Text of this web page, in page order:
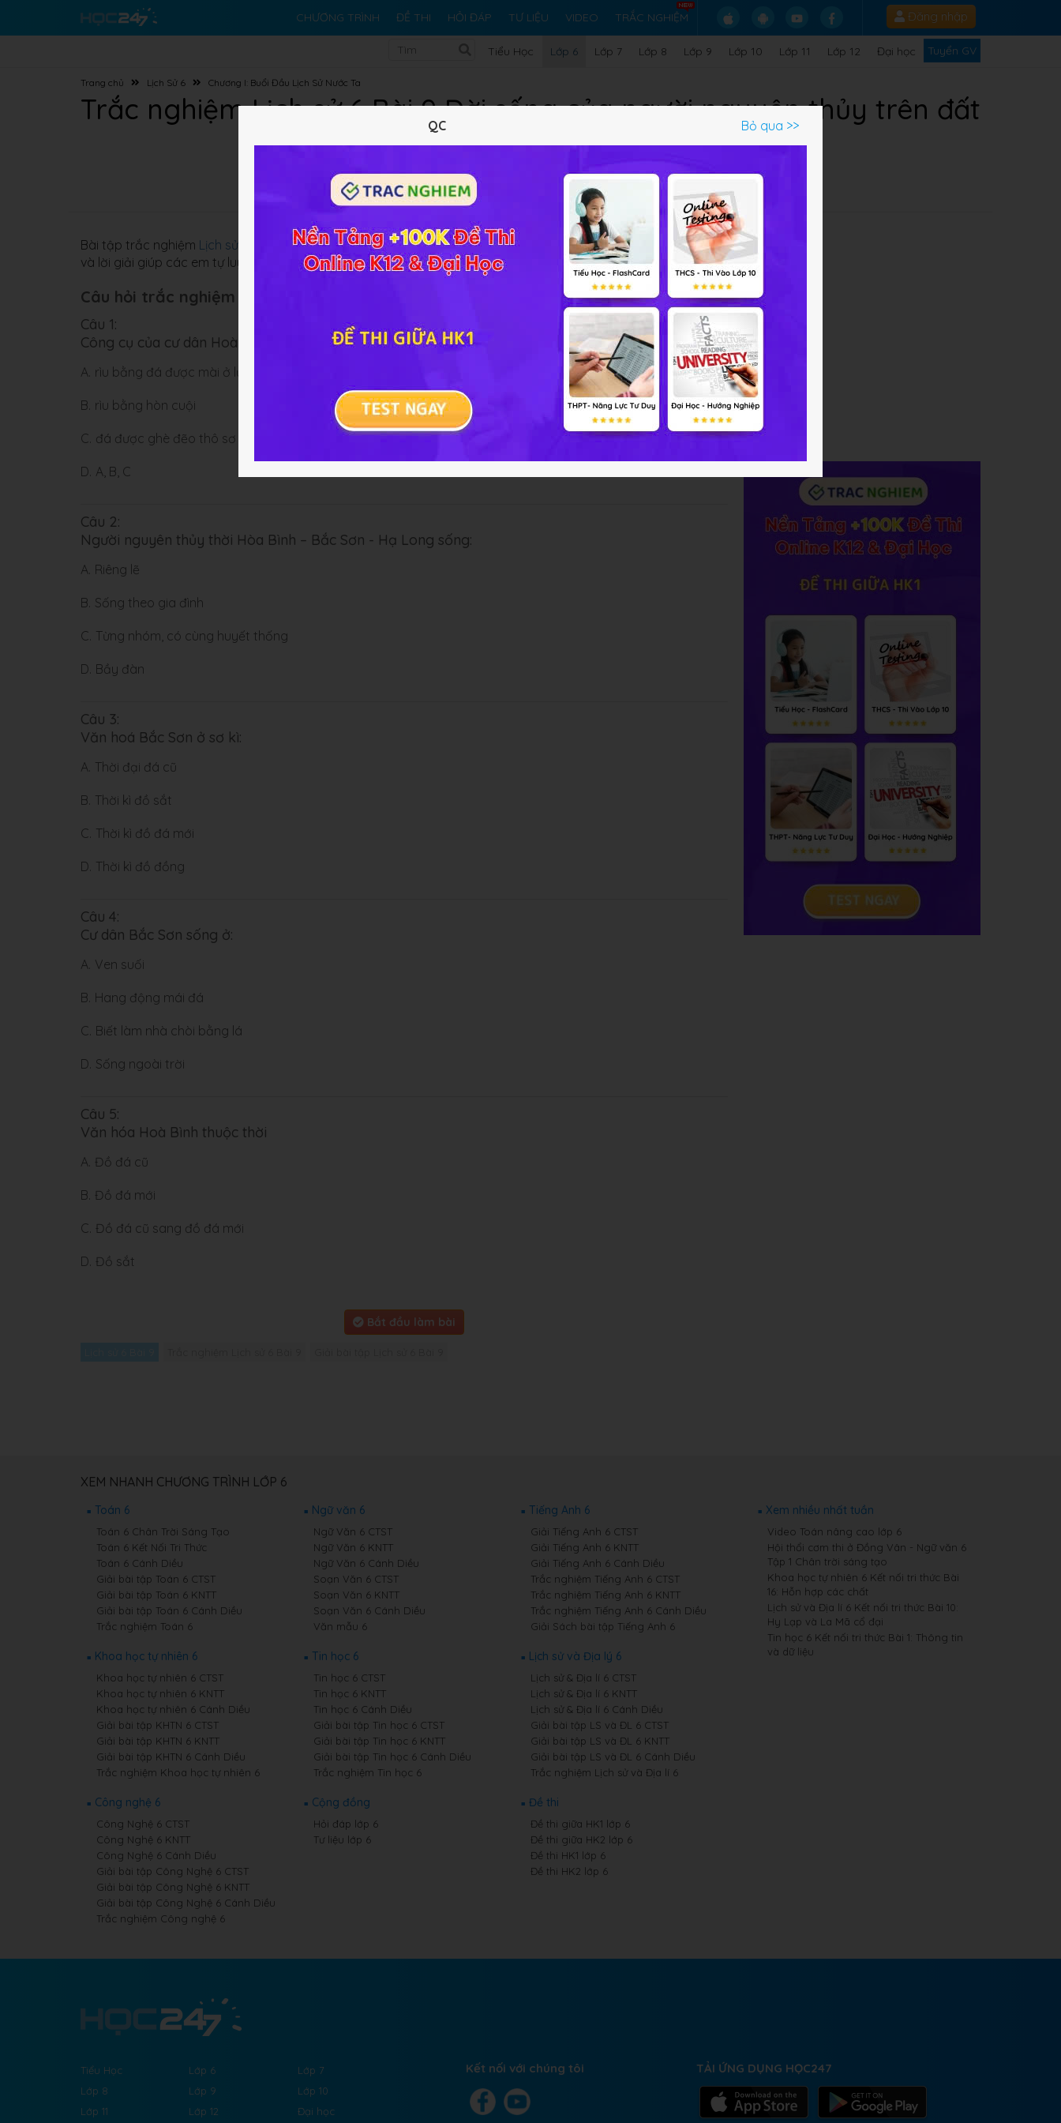
CHƯƠNG TRÌNH ĐỀ THI HỎI ĐÁP TƯ LIỆU VIDEO TRẮC NGHIỆM Đăng nhập
Tiểu Học Lớp 6 Lớp 7 Lớp 8 Lớp 9 Lớp 10 Lớp 11 Lớp 12 Đại học Tuyển GV
Trang chủ Lịch Sử 6 Chương I: Buổi Đầu Lịch Sử Nước Ta
Trắc nghiệm Lịch sử 6 Bài 9 Đời sống của người nguyên thủy trên đất
nước ta
Lý thuyết 5Trắc nghiệm BT SGK 103 FAQ
Bài tập trắc nghiệm Lịch sử 6 Bài 9 vềĐời sống của người nguyên thủy trên đất nước taonline đầy đủ đáp án
và lời giải giúp các em tự luyện tập và củng cố kiến thức bài học.
Câu hỏi trắc nghiệm (5 câu):
Câu 1:
Công cụ của cư dân Hoà Bình - Bắc Sơn là:
A. rìu bằng đá được mài ở lưỡi
B. rìu bằng hòn cuội
C. đá được ghè đẽo thô sơ
D. A, B, C
Câu 2:
Người nguyên thủy thời Hòa Bình – Bắc Sơn - Hạ Long sống:
A. Riêng lẽ
B. Sống theo gia đình
C. Từng nhóm, có cùng huyết thống
D. Bầy đàn
Câu 3:
Văn hoá Bắc Sơn ở sơ kì:
A. Thời đại đá cũ
B. Thời kì đồ sắt
C. Thời kì đồ đá mới
D. Thời kì đồ đồng
Câu 4:
Cư dân Bắc Sơn sống ở:
A. Ven suối
B. Hang động mái đá
C. Biết làm nhà chòi bằng lá
D. Sống ngoài trời
Câu 5:
Văn hóa Hoà Bình thuộc thời
A. Đồ đá cũ
B. Đồ đá mới
C. Đồ đá cũ sang đồ đá mới
D. Đồ sắt
Bắt đầu làm bài
XEM NHANH CHƯƠNG TRÌNH LỚP 6
Toán 6
Toán 6 Chân Trời Sáng Tạo
Toán 6 Kết Nối Tri Thức
Toán 6 Cánh Diều
Giải bài tập Toán 6 CTST
Giải bài tập Toán 6 KNTT
Giải bài tập Toán 6 Cánh Diều
Trắc nghiệm Toán 6
Ngữ văn 6
Ngữ Văn 6 CTST
Ngữ Văn 6 KNTT
Ngữ Văn 6 Cánh Diều
Soạn Văn 6 CTST
Soạn Văn 6 KNTT
Soạn Văn 6 Cánh Diều
Văn mẫu 6
Tiếng Anh 6
Giải Tiếng Anh 6 CTST
Giải Tiếng Anh 6 KNTT
Giải Tiếng Anh 6 Cánh Diều
Trắc nghiệm Tiếng Anh 6 CTST
Trắc nghiệm Tiếng Anh 6 KNTT
Trắc nghiệm Tiếng Anh 6 Cánh Diều
Giải Sách bài tập Tiếng Anh 6
Khoa học tự nhiên 6
Khoa học tự nhiên 6 CTST
Khoa học tự nhiên 6 KNTT
Khoa học tự nhiên 6 Cánh Diều
Giải bài tập KHTN 6 CTST
Giải bài tập KHTN 6 KNTT
Giải bài tập KHTN 6 Cánh Diều
Trắc nghiệm Khoa học tự nhiên 6
Tin học 6
Tin học 6 CTST
Tin học 6 KNTT
Tin học 6 Cánh Diều
Giải bài tập Tin học 6 CTST
Giải bài tập Tin học 6 KNTT
Giải bài tập Tin học 6 Cánh Diều
Trắc nghiệm Tin học 6
Lịch sử và Địa lý 6
Lịch sử & Địa lí 6 CTST
Lịch sử & Địa lí 6 KNTT
Lịch sử & Địa lí 6 Cánh Diều
Giải bài tập LS và ĐL 6 CTST
Giải bài tập LS và ĐL 6 KNTT
Giải bài tập LS và ĐL 6 Cánh Diều
Trắc nghiệm Lịch sử và Địa lí 6
Công nghệ 6
Công Nghệ 6 CTST
Công Nghệ 6 KNTT
Công Nghệ 6 Cánh Diều
Giải bài tập Công Nghệ 6 CTST
Giải bài tập Công Nghệ 6 KNTT
Giải bài tập Công Nghệ 6 Cánh Diều
Trắc nghiệm Công nghệ 6
Cộng đồng
Hỏi đáp lớp 6
Tư liệu lớp 6
Đề thi
Đề thi giữa HK1 lớp 6
Đề thi giữa HK2 lớp 6
Đề thi HK1 lớp 6
Đề thi HK2 lớp 6
Xem nhiều nhất tuần
Video Toán nâng cao lớp 6
Hội thổi cơm thi ở Đồng Vân - Ngữ văn 6
Tập 1 Chân trời sáng tạo
Khoa học tự nhiên 6 Kết nối tri thức Bài
16: Hỗn hợp các chất
Lịch sử và Địa lí 6 Kết nối tri thức Bài 10:
Hy Lạp và La Mã cổ đại
Tin học 6 Kết nối tri thức Bài 1: Thông tin
và dữ liệu
Tiểu Học Lớp 6
Lớp 7
Lớp 8
Lớp 9
Lớp 10
Lớp 11
Lớp 12 Đại học
Kết nối với chúng tôi TẢI ỨNG DỤNG HỌC247
QC Bỏ qua >>